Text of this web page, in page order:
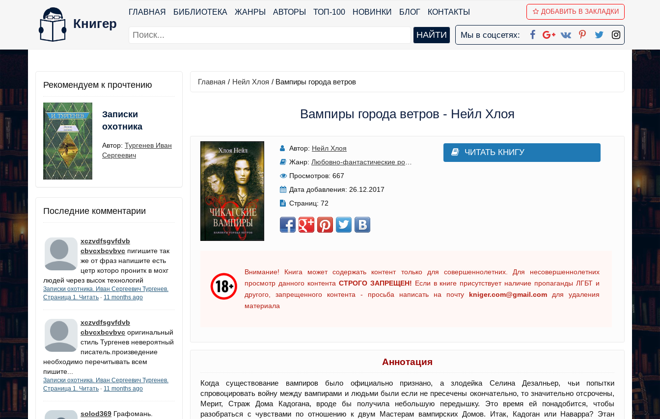
Книгер
ГЛАВНАЯ БИБЛИОТЕКА ЖАНРЫ АВТОРЫ ТОП-100 НОВИНКИ БЛОГ КОНТАКТЫ ДОБАВИТЬ В ЗАКЛАДКИ
Мы в соцсетях:
Рекомендуем к прочтению
Записки
охотника
Автор: Тургенев Иван
Сергеевич
Последние комментарии
xczvdfsgvfdvb
cbvcxbcvbvc пигишите так
же от фраз напишите есть
цетр которо пронитк в мохг
людей через высок технологий
Записки охотника. Иван Сергеевич Тургенев.
Страница 1. Читать · 11 months ago
xczvdfsgvfdvb
cbvcxbcvbvc оригинальный
стиль Тургенев невероятный
писатель.произведение
необходимо перечитывать всем
пишите...
Записки охотника. Иван Сергеевич Тургенев.
Страница 1. Читать · 11 months ago
solod369 Графомань.
Главная / Нейл Хлоя / Вампиры города ветров
Вампиры города ветров - Нейл Хлоя
Автор: Нейл Хлоя
Жанр: Любовно-фантастические романы
Просмотров: 667
Дата добавления: 26.12.2017
Страниц: 72
ЧИТАТЬ КНИГУ
Внимание! Книга может содержать контент только для совершеннолетних. Для несовершеннолетних
просмотр данного контента СТРОГО ЗАПРЕЩЕН! Если в книге присутствует наличие пропаганды ЛГБТ и
другого, запрещенного контента - просьба написать на почту kniger.com@gmail.com для удаления
материала
Аннотация
Когда существование вампиров было официально признано, а злодейка Селина Дезалньер, чьи попытки
спровоцировать войну между вампирами и людьми были если не пресечены окончательно, то значительно отсрочены,
Мерит, Страж Дома Кадогана, вроде бы получила небольшую передышку. Это время ей понадобится, чтобы
разобраться с чувствами по отношению к двум Мастерам вампирских Домов. Итак, Кадоган или Наварра? Этан